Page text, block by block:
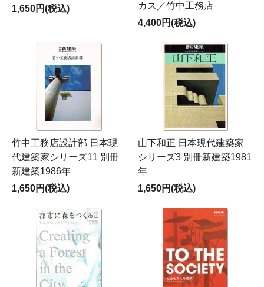
1,650円(税込)
カス／竹中工務店
4,400円(税込)
竹中工務店設計部 日本現
代建築家シリーズ11 別冊
新建築1986年
1,650円(税込)
山下和正 日本現代建築家
シリーズ3 別冊新建築1981
年
1,650円(税込)